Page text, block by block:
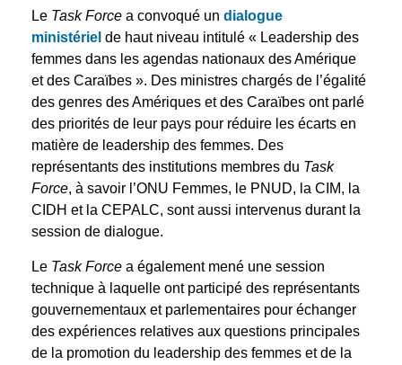
Le Task Force a convoqué un dialogue
ministériel de haut niveau intitulé « Leadership des
femmes dans les agendas nationaux des Amérique
et des Caraïbes ». Des ministres chargés de l’égalité
des genres des Amériques et des Caraïbes ont parlé
des priorités de leur pays pour réduire les écarts en
matière de leadership des femmes. Des
représentants des institutions membres du Task
Force, à savoir l’ONU Femmes, le PNUD, la CIM, la
CIDH et la CEPALC, sont aussi intervenus durant la
session de dialogue.
Le Task Force a également mené une session
technique à laquelle ont participé des représentants
gouvernementaux et parlementaires pour échanger
des expériences relatives aux questions principales
de la promotion du leadership des femmes et de la